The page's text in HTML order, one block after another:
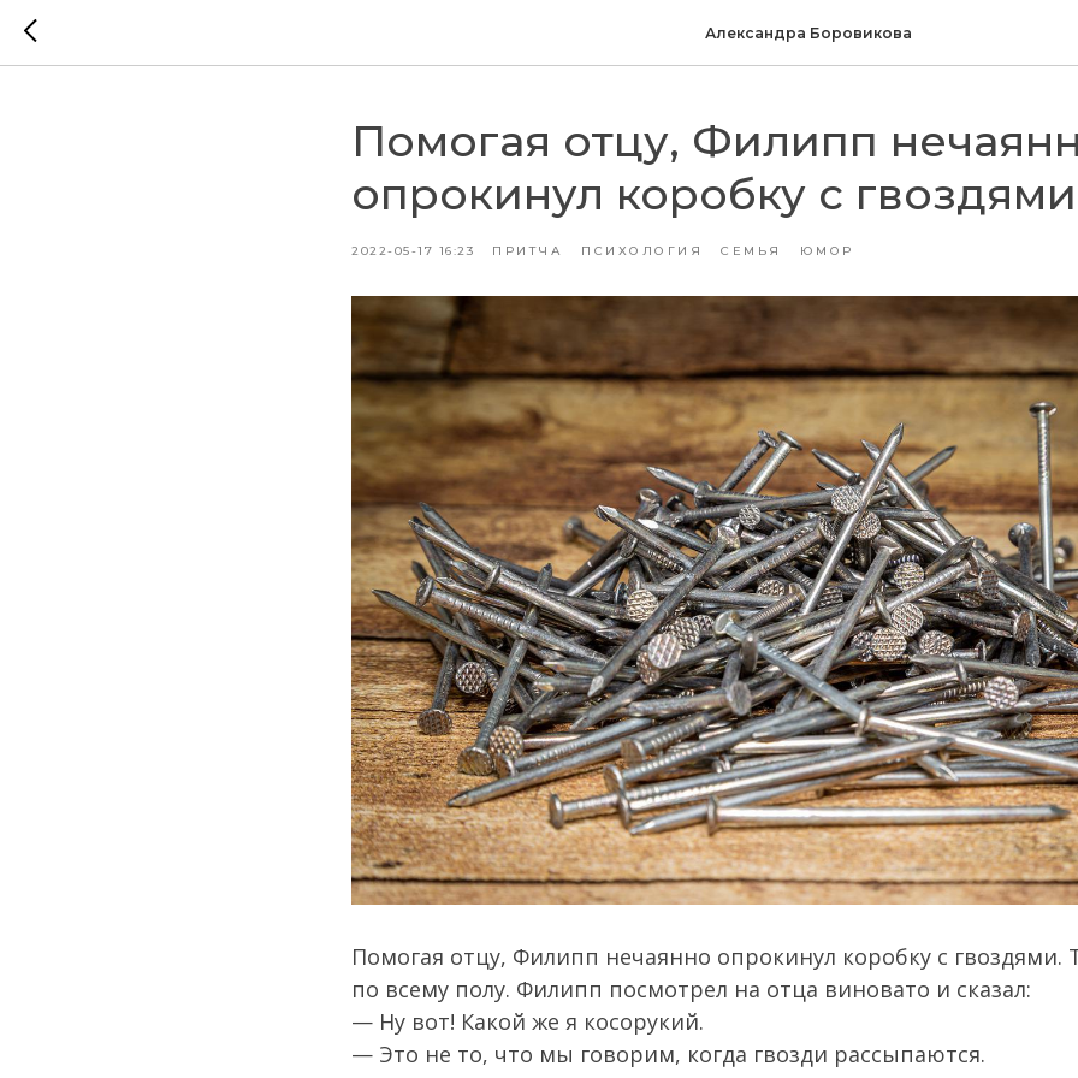
Александра Боровикова
Помогая отцу, Филипп
опрокинул коробку с гвоздями
2022-05-17 16:23 ПРИТЧА ПСИХОЛОГИЯ СЕМЬЯ ЮМОР
Помогая отцу, Филипп нечаянно опрокинул коробку с гвоздями.
по всему полу. Филипп посмотрел на отца виновато и сказал:
— Ну вот! Какой же я косорукий.
— Это не то, что мы говорим, когда гвозди рассыпаются.